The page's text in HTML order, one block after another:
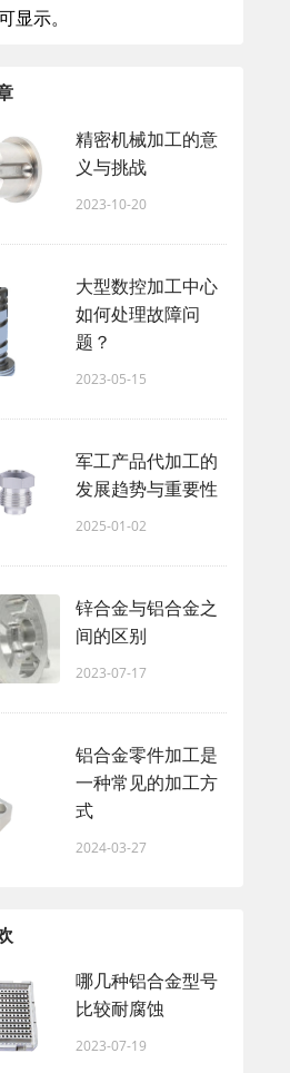
显示。
精密机械加工的意
义与挑战
2023-10-20
大型数控加工中心
如何处理故障问
题？
2023-05-15
军工产品代加工的
发展趋势与重要性
2025-01-02
锌合金与铝合金之
间的区别
2023-07-17
铝合金零件加工是
一种常见的加工方
式
2024-03-27
哪几种铝合金型号
比较耐腐蚀
2023-07-19